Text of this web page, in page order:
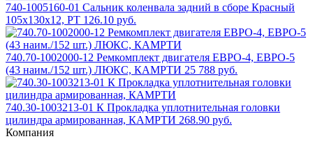
740-1005160-01 Сальник коленвала задний в сборе Красный
105х130х12, РТ 126.10 руб.
740.70-1002000-12 Ремкомплект двигателя ЕВРО-4, ЕВРО-5
(43 наим./152 шт.) ЛЮКС, КАМРТИ 25 788 руб.
740.30-1003213-01 К Прокладка уплотнительная головки
цилиндра армированная, КАМРТИ 268.90 руб.
Компания